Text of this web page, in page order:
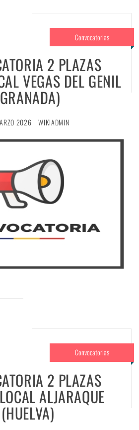
Convocatorias
2 PLAZAS
VEGAS DEL GENIL
2026 WIKIADMIN
Convocatorias
2 PLAZAS
ALJARAQUE
(HUELVA)